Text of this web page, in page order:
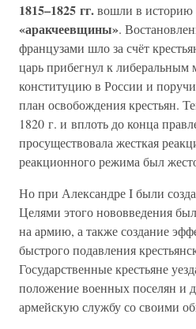
1815–1825 гг.вошли в историю
«аракчеевщины».
французами шло за счёт
царь прибегнул к
конституцию в России и
план освобождения крестьян.
1820 г. и вплоть до конца
просуществовала жесткая
реакционного режима был
Но при Александре I были
Целями этого нововведения
на армию, а также создание
быстрого подавления
Государственные крестьяне
положение военных поселян и
армейскую службу со своими